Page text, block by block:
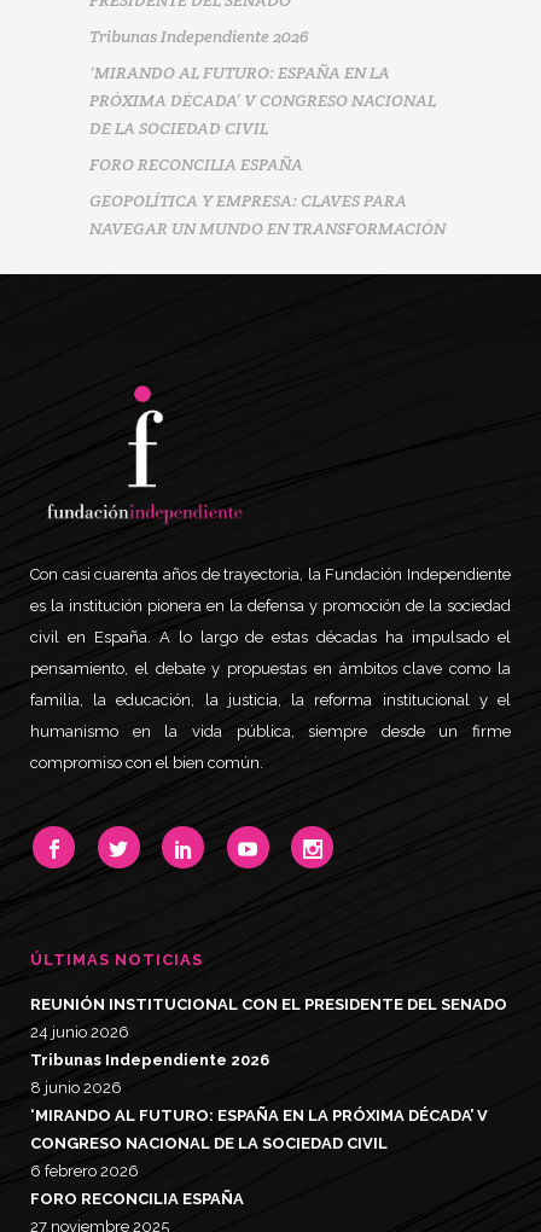
Tribunas Independiente 2026
‘MIRANDO AL FUTURO: ESPAÑA EN LA
PRÓXIMA DÉCADA’ V CONGRESO NACIONAL
DE LA SOCIEDAD CIVIL
FORO RECONCILIA ESPAÑA
GEOPOLÍTICA Y EMPRESA: CLAVES PARA
NAVEGAR UN MUNDO EN TRANSFORMACIÓN
Con casi cuarenta años de trayectoria, la Fundación Independiente
es la institución pionera en la defensa y promoción de la sociedad
civil en España. A lo largo de estas décadas ha impulsado el
pensamiento, el debate y propuestas en ámbitos clave como la
familia, la educación, la justicia, la reforma institucional y el
humanismo en la vida pública, siempre desde un firme
compromiso con el bien común.
ÚLTIMAS NOTICIAS
REUNIÓN INSTITUCIONAL CON EL PRESIDENTE DEL SENADO
24 junio 2026
Tribunas Independiente 2026
8 junio 2026
‘MIRANDO AL FUTURO: ESPAÑA EN LA PRÓXIMA DÉCADA’ V
CONGRESO NACIONAL DE LA SOCIEDAD CIVIL
6 febrero 2026
FORO RECONCILIA ESPAÑA
27 noviembre 2025